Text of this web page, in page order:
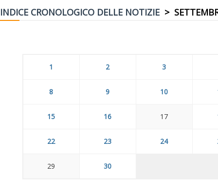
INDICE CRONOLOGICO DELLE NOTIZIE >
1 2 3
8 9 10
15 16 17
22 23 24
29 30